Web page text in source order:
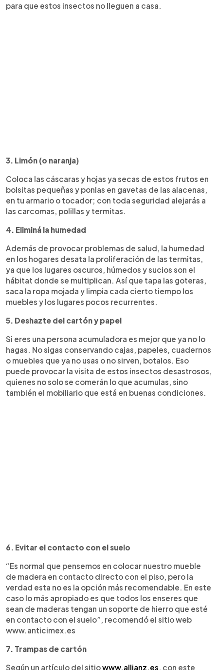
para que estos insectos no lleguen a casa.
3. Limón (o naranja)
Coloca las cáscaras y hojas ya secas de estos frutos en
bolsitas pequeñas y ponlas en gavetas de las alacenas,
en tu armario o tocador; con toda seguridad alejarás a
las carcomas, polillas y termitas.
4. Eliminá la humedad
Además de provocar problemas de salud, la humedad
en los hogares desata la proliferación de las termitas,
ya que los lugares oscuros, húmedos y sucios son el
hábitat donde se multiplican. Así que tapa las goteras,
saca la ropa mojada y limpia cada cierto tiempo los
muebles y los lugares pocos recurrentes.
5. Deshazte del cartón y papel
Si eres una persona acumuladora es mejor que ya no lo
hagas. No sigas conservando cajas, papeles, cuadernos
o muebles que ya no usas o no sirven, botalos. Eso
puede provocar la visita de estos insectos desastrosos,
quienes no solo se comerán lo que acumulas, sino
también el mobiliario que está en buenas condiciones.
6. Evitar el contacto con el suelo
“Es normal que pensemos en colocar nuestro mueble
de madera en contacto directo con el piso, pero la
verdad esta no es la opción más recomendable. En este
caso lo más apropiado es que todos los enseres que
sean de maderas tengan un soporte de hierro que esté
en contacto con el suelo”, recomendó el sitio web
www.anticimex.es
7. Trampas de cartón
Según un artículo del sitiowww.allianz.es, con este